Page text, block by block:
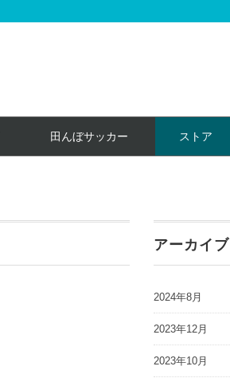
田んぼサッカー ストア
アーカイブ
2024年8月
2023年12月
2023年10月